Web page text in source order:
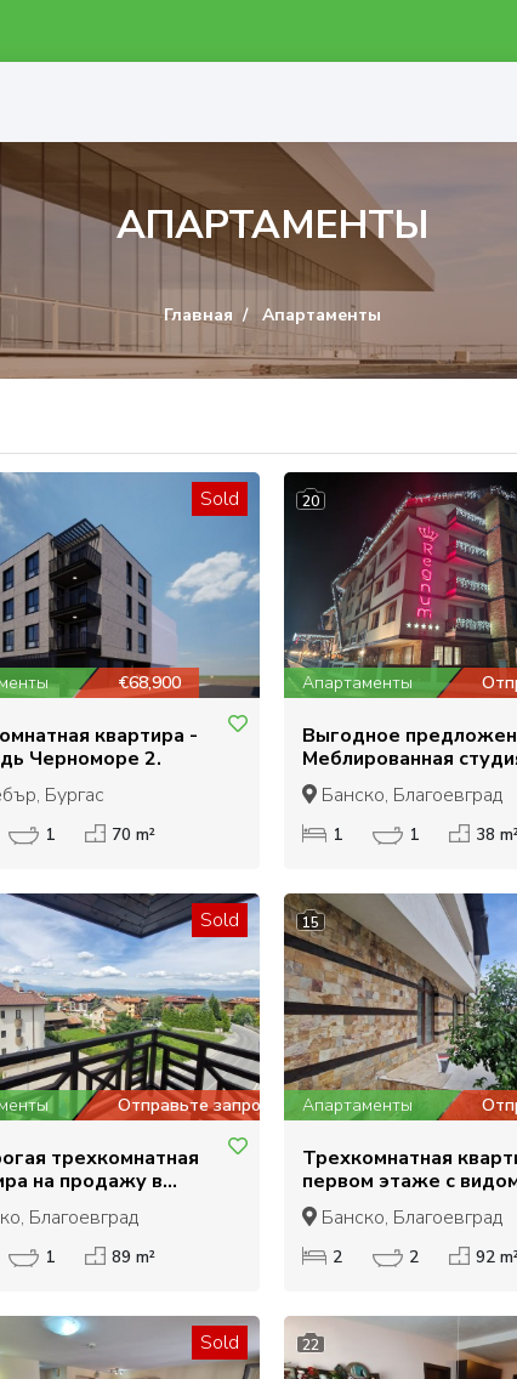
АПАРТАМЕНТЫ
Главная Апартаменты
Sold
€68,900
квартира -
Черноморе 2.
Бургас
1 70 m²
20
Апартаменты
Выгодное
Меблированная
продажу в отеле
Банско
Банско, Благоевград
1 1 38
Sold
Отправьте запрос
трехкомнатная
на продажу в
Благоевград
1 89 m²
15
Апартаменты
Трехкомнатная
первом этаже с
на продажу в Банско
Банско, Благоевград
2 2 92
Sold 22